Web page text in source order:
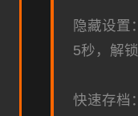
隐藏设置
5秒，解
快速存档